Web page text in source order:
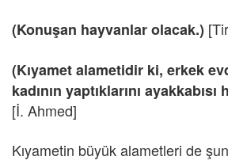
(Konuşan hayvanlar olacak.)
(Kıyamet alametidir ki, erkek
kadının yaptıklarını
[İ. Ahmed]
Kıyametin büyük alametleri de